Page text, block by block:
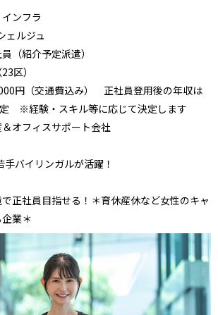
ンフラ
ェルジュ
（紹介予定派遣）
区）
円（交通費込み） 正社員登用後の年収は
※経験・スキル等に応じて決定します
オフィスサポート会社
バイリンガルが活躍！
正社員目指せる！＊育休産休など女性のキャ
業＊